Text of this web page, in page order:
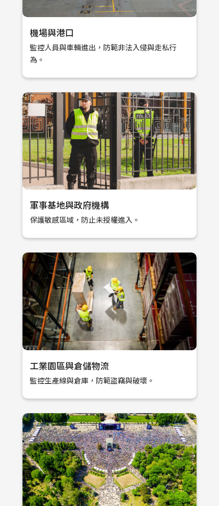
機場與港口
監控人員與車輛進出，防範非法入侵與走私行
為。
軍事基地與政府機構
保護敏感區域，防止未授權進入。
工業園區與倉儲物流
監控生產線與倉庫，防範盜竊與破壞。